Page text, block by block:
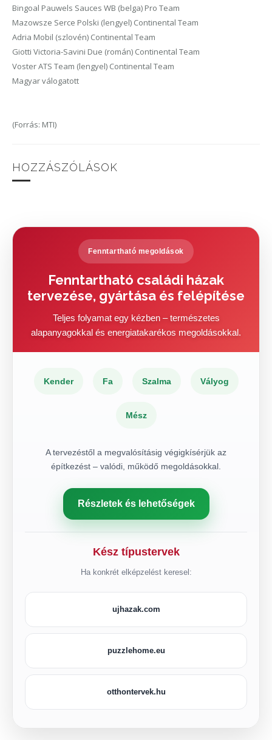
Bingoal Pauwels Sauces WB (belga) Pro Team
Mazowsze Serce Polski (lengyel) Continental Team
Adria Mobil (szlovén) Continental Team
Giotti Victoria-Savini Due (román) Continental Team
Voster ATS Team (lengyel) Continental Team
Magyar válogatott
(Forrás: MTI)
HOZZÁSZÓLÁSOK
Fenntartható megoldások
Fenntartható családi házak
tervezése, gyártása és felépítése
Teljes folyamat egy kézben – természetes
alapanyagokkal és energiatakarékos megoldásokkal.
Kender Fa Szalma Vályog
Mész
A tervezéstől a megvalósításig végigkísérjük az
építkezést – valódi, működő megoldásokkal.
Részletek és lehetőségek
Kész típustervek
Ha konkrét elképzelést keresel:
ujhazak.com
puzzlehome.eu
otthontervek.hu